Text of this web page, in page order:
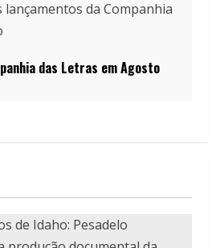
das Letras em Agosto